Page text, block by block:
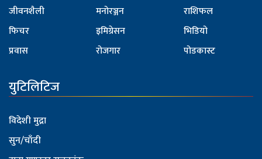
जीवनशैली
फिचर
प्रवास
मनोरञ्जन
इमिग्रेसन
रोजगार
राशिफल
भिडियो
पोडकास्ट
युटिलिटिज
विदेशी मुद्रा
सुन/चाँदी